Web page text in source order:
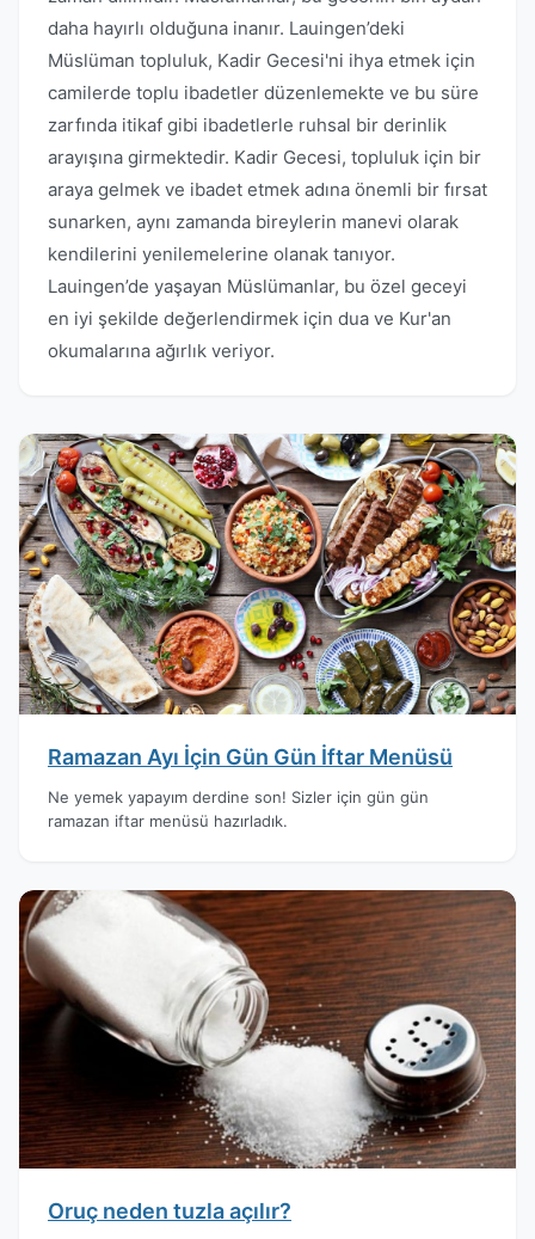
daha hayırlı olduğuna inanır. Lauingen’deki
Müslüman topluluk, Kadir Gecesi'ni ihya etmek için
camilerde toplu ibadetler düzenlemekte ve bu süre
zarfında itikaf gibi ibadetlerle ruhsal bir derinlik
arayışına girmektedir. Kadir Gecesi, topluluk için bir
araya gelmek ve ibadet etmek adına önemli bir fırsat
sunarken, aynı zamanda bireylerin manevi olarak
kendilerini yenilemelerine olanak tanıyor.
Lauingen’de yaşayan Müslümanlar, bu özel geceyi
en iyi şekilde değerlendirmek için dua ve Kur'an
okumalarına ağırlık veriyor.
Ramazan Ayı İçin Gün Gün İftar Menüsü
Ne yemek yapayım derdine son! Sizler için gün gün
ramazan iftar menüsü hazırladık.
Oruç neden tuzla açılır?